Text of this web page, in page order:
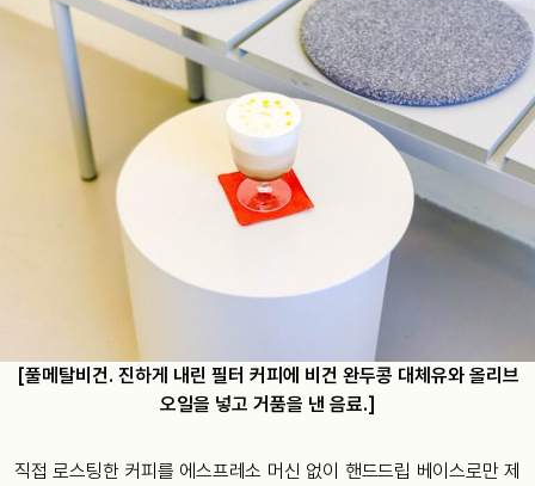
[풀메탈비건. 진하게 내린 필터 커피에 비건 완두콩 대체유와 올리브
오일을 넣고 거품을 낸 음료.]
직접 로스팅한 커피를 에스프레소 머신 없이 핸드드립 베이스로만 제